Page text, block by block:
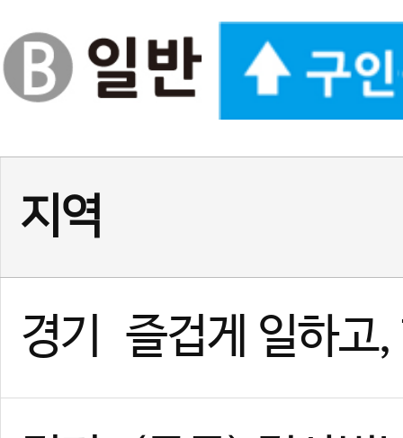
위례 태권도 사범님 구인
경기 부천 소사 사범님(남) 채